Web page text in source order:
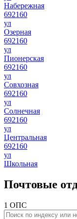
Набережная
692160
ул
Озерная
692160
ул
Пионерская
692160
ул
Совхозная
692160
ул
Солнечная
692160
ул
Центральная
692160
ул
Школьная
Почтовые
1 ОПС